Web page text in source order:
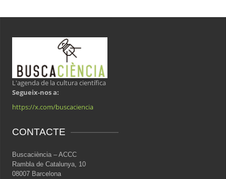
L'agenda de la cultura científica
Segueix-nos a:
https://x.com/buscaciencia
CONTACTE
Buscaciència – ACCC
Rambla de Catalunya, 10
08007 Barcelona